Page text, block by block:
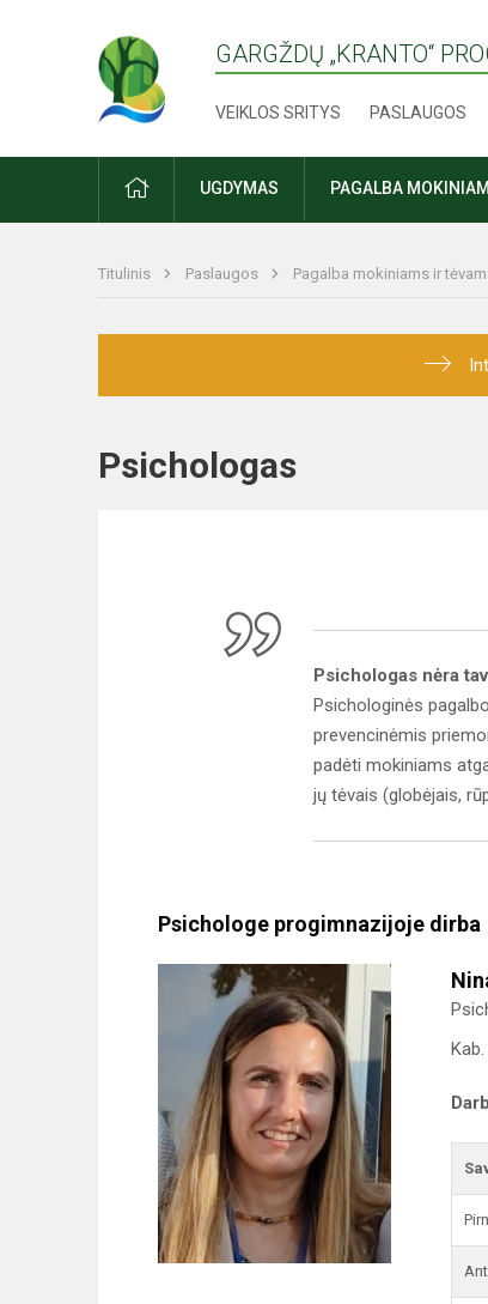
GARGŽDŲ „KRANTO“
VEIKLOS SRITYS PASLAUGOS
PRADŽIAUGDYMAS PAGALBA
Titulinis Paslaugos Pagalba mokiniams ir
Psichologas
Psichologas nėra
Psichologinės
prevencinėmis
padėti mokiniams
jų tėvais (globėjais,
Psichologe progimnazijoje dirba